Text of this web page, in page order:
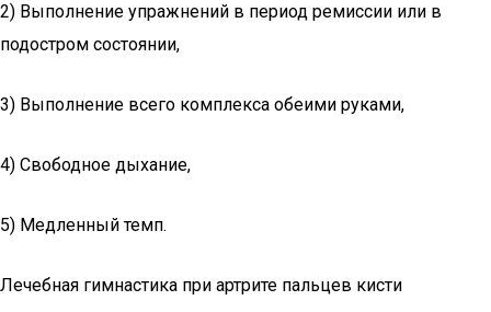
2) Выполнение упражнений в период ремиссии или в
подостром состоянии,
3) Выполнение всего комплекса обеими руками,
4) Свободное дыхание,
5) Медленный темп.
Лечебная гимнастика при артрите пальцев кисти